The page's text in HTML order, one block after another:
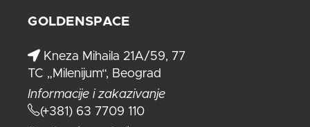
GOLDENSPACE
Kneza Mihaila 21A/59, 77
TC „Milenijum“, Beograd
Informacije i zakazivanje
(+381) 63 7709 110